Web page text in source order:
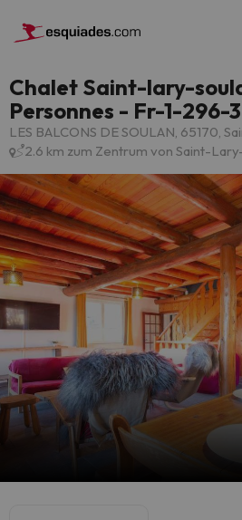
Chalet Saint-lary-
Personnes - Fr-1-296-
LES BALCONS DE SOULAN, 65170,
2.6 km zum Zentrum von Saint-